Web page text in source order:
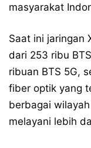
masyarakat
Saat ini jaringan
dari 253 ribu
ribuan BTS 5G,
fiber optik yang
berbagai
melayani lebih